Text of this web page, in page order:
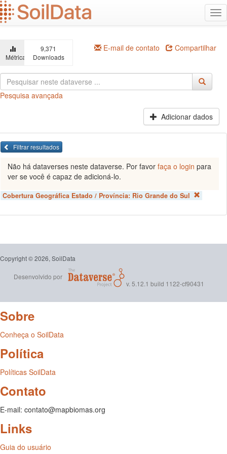
Ir
para
o
principal
Métricas
9,371
Downloads
E-mail de contato Compartilhar
Pesquisa avançada
Adicionar dados
Filtrar resultados
Não há dataverses neste dataverse. Por favor faça o login para
ver se você é capaz de adicioná-lo.
Cobertura Geográfica Estado / Província: Rio Grande do Sul
Copyright © 2026, SoilData
Desenvolvido por
v. 5.12.1 build 1122-cf90431
Sobre
Conheça o SoilData
Política
Políticas SoilData
Contato
E-mail: contato@mapbiomas.org
Links
Guia do usuário